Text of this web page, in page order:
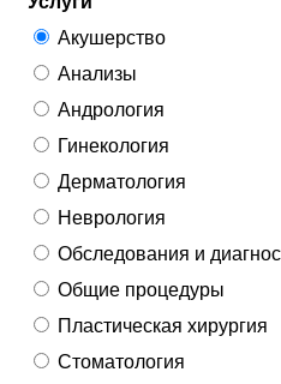
Акушерство
Анализы
Андрология
Гинекология
Дерматология
Неврология
Обследования и
Общие процедуры
Пластическая хирургия
Стоматология